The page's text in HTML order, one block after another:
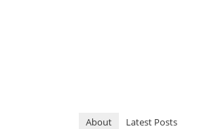
About Latest Posts